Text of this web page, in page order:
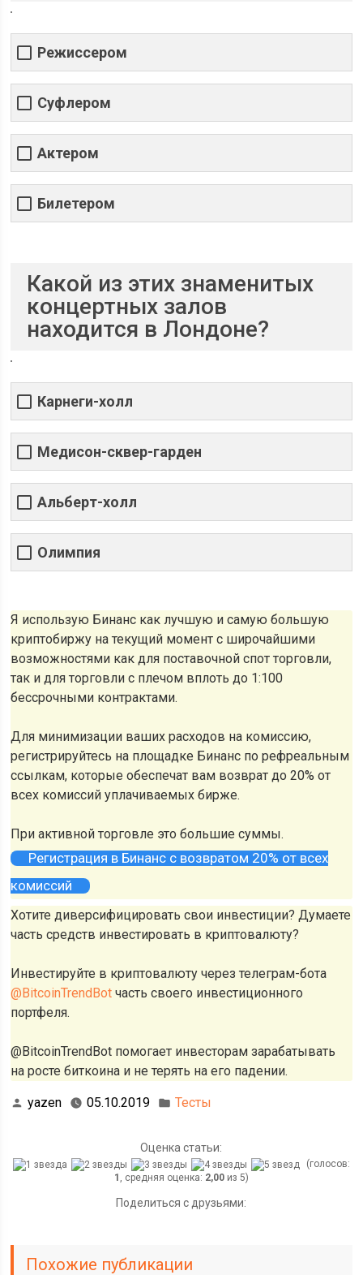
Режиссером
Суфлером
Актером
Билетером
Какой из этих знаменитых
концертных залов
находится в Лондоне?
Карнеги-холл
Медисон-сквер-гарден
Альберт-холл
Олимпия
Я использую Бинанс как лучшую и самую большую
криптобиржу на текущий момент с широчайшими
возможностями как для поставочной спот торговли,
так и для торговли с плечом вплоть до 1:100
бессрочными контрактами.
Для минимизации ваших расходов на комиссию,
регистрируйтесь на площадке Бинанс по рефреальным
ссылкам, которые обеспечат вам возврат до 20% от
всех комиссий уплачиваемых бирже.
При активной торговле это большие суммы.
Регистрация в Бинанс с возвратом 20% от всех
комиссий
Хотите диверсифицировать свои инвестиции? Думаете
часть средств инвестировать в криптовалюту?
Инвестируйте в криптовалюту через телеграм-бота
@BitcoinTrendBot часть своего инвестиционного
портфеля.
@BitcoinTrendBot помогает инвесторам зарабатывать
на росте биткоина и не терять на его падении.
yazen 05.10.2019 Тесты
Оценка статьи:
(голосов:
1 , средняя оценка: 2,00из 5)
Поделиться с друзьями:
Похожие публикации